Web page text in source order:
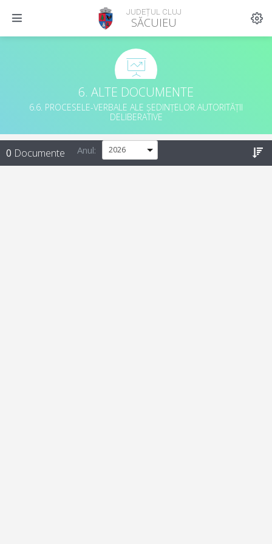
JUDEȚUL CLUJ
SĂCUIEU
6. ALTE DOCUMENTE
6.6. PROCESELE-VERBALE ALE ȘEDINȚELOR AUTORITĂȚII
DELIBERATIVE
0 Documente Anul: